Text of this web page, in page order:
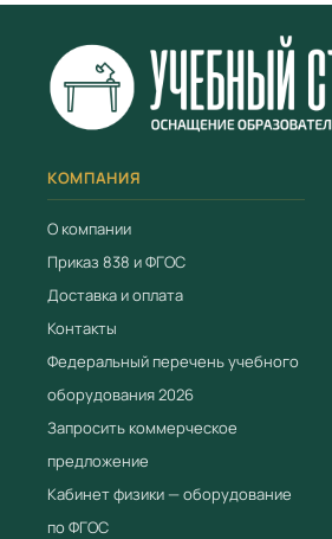
КОМПАНИЯ
О компании
Приказ 838 и ФГОС
Доставка и оплата
Контакты
Федеральный перечень учебного
оборудования 2026
Запросить коммерческое
предложение
Кабинет физики — оборудование
по ФГОС